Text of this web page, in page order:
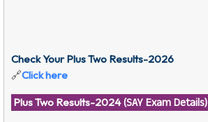
Check Your Plus Two Results-2026
🔗Click here
Plus Two Results-2024(SAY Exam Details)